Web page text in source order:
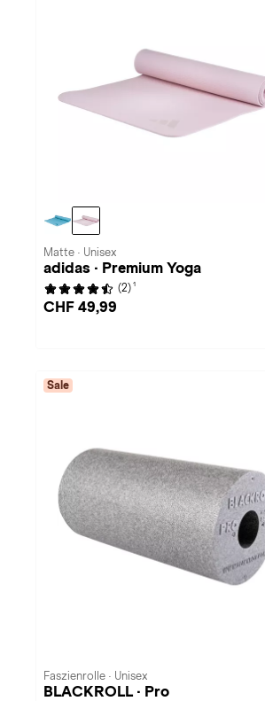
Matte · Unisex
adidas · Premium Yoga
(2) 1
CHF 49,99
Sale
Faszienrolle · Unisex
BLACKROLL · Pro